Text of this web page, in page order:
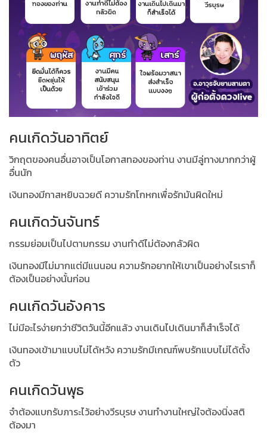
คนเกิดวันอาทิตย์
วิกฤตของคนอื่นอาจเป็นโอกาสทองของท่าน งานมีลู่ทางมากกว่าผู้
อื่นนัก
เงินทองมีกาสหยิบฉวยดี ความรักโกหกเพื่อรักมันผิดใหม่
คนเกิดวันจันทร์
กรรมย่อมเป็นไปตามกรรม งานทำดีไม่ต้องกลัวผิด
เงินทองมีไม่มากแต่มีแนนอน ความรักอยากให้เขาเป็นอย่างไรเราก็
ต้องเป็นอย่างนั้นก่อน
คนเกิดวันอังคาร
ไม่มีอะไรง่ายกว่าชีวิตวันนี้อีกแล้ว งานเดินไปเดินมาก็สำเร็จได้
เงินทองเข้ามาแบบไม่ได้หวัง ความรักมีเกณฑ์พบรักแบบไม่ได้ตั้ง
ตัว
คนเกิดวันพุธ
จำต้องแบกรับภาระไว้อย่างวีรบุรษ งานทำงานใหญ่ใจต้องนิ่งสติ
ต้องมา